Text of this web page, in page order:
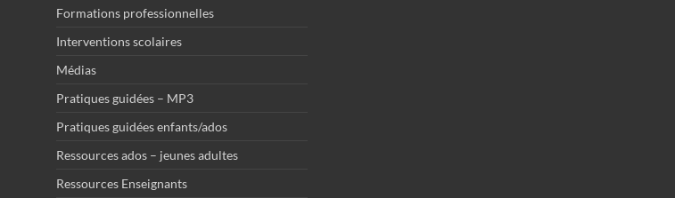
Formations professionnelles
Interventions scolaires
Médias
Pratiques guidées – MP3
Pratiques guidées enfants/ados
Ressources ados – jeunes adultes
Ressources Enseignants